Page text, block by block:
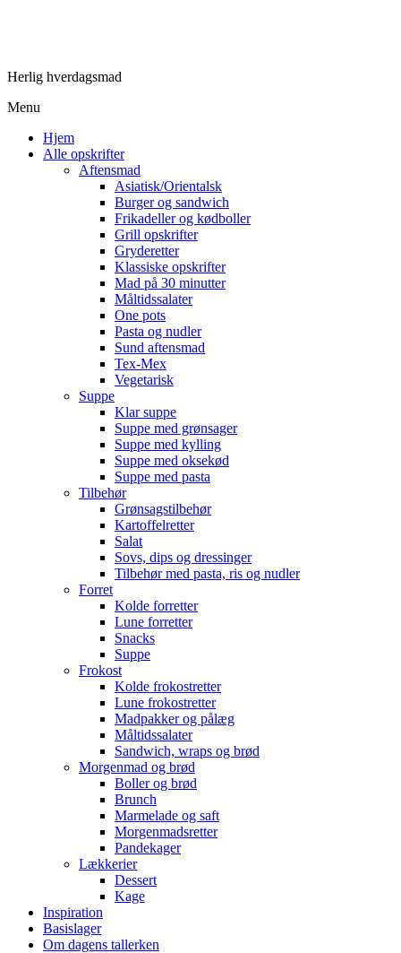
Herlig hverdagsmad
Menu
Hjem
Alle opskrifter
Aftensmad
Asiatisk/Orientalsk
Burger og sandwich
Frikadeller og kødboller
Grill opskrifter
Gryderetter
Klassiske opskrifter
Mad på 30 minutter
Måltidssalater
One pots
Pasta og nudler
Sund aftensmad
Tex-Mex
Vegetarisk
Suppe
Klar suppe
Suppe med grønsager
Suppe med kylling
Suppe med oksekød
Suppe med pasta
Tilbehør
Grønsagstilbehør
Kartoffelretter
Salat
Sovs, dips og dressinger
Tilbehør med pasta, ris og nudler
Forret
Kolde forretter
Lune forretter
Snacks
Suppe
Frokost
Kolde frokostretter
Lune frokostretter
Madpakker og pålæg
Måltidssalater
Sandwich, wraps og brød
Morgenmad og brød
Boller og brød
Brunch
Marmelade og saft
Morgenmadsretter
Pandekager
Lækkerier
Dessert
Kage
Inspiration
Basislager
Om dagens tallerken